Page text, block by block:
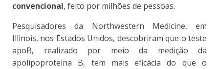
convencional, feito por milhões de pessoas.
Pesquisadores da Northwestern Medicine, em
Illinois, nos Estados Unidos, descobriram que o teste
apoB, realizado por meio da medição da
apolipoproteína B, tem mais eficácia do que o